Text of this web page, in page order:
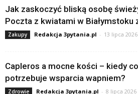
Jak zaskoczyć bliską osobę
Poczta z kwiatami w Białymstoku
Zakupy Redakcja 3pytania.pl - 13 lipca 2026
Capleros a mocne kości – kiedy
potrzebuje wsparcia wapniem?
Zdrowie Redakcja 3pytania.pl - 8 lipca 2026